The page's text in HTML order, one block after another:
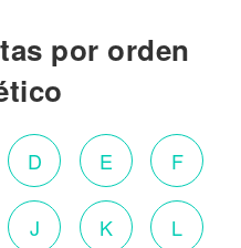
por orden
D E F
J K L